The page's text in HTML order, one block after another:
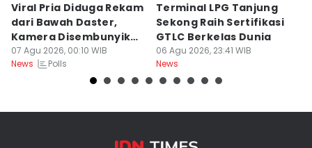
Viral Pria Diduga Rekam
dari Bawah Daster,
Kamera Disembunyikan
di Sandal
07 Agu 2026, 00:10 WIB
News
Polls
Terminal LPG Tanjung
Sekong Raih Sertifikasi
GTLC Berkelas Dunia
06 Agu 2026, 23:41 WIB
News